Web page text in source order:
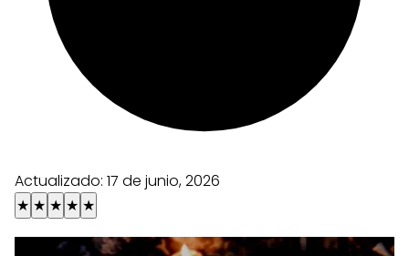
Actualizado: 17 de junio, 2026
★ ★ ★ ★ ★